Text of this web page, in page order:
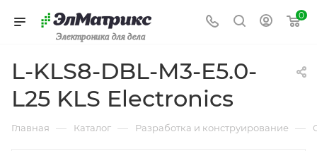
Электроника для дела
0
L-KLS8-DBL-M3-E5.0-
L25 KLS Electronics
Главная — Каталог — Разработка и конструирование —